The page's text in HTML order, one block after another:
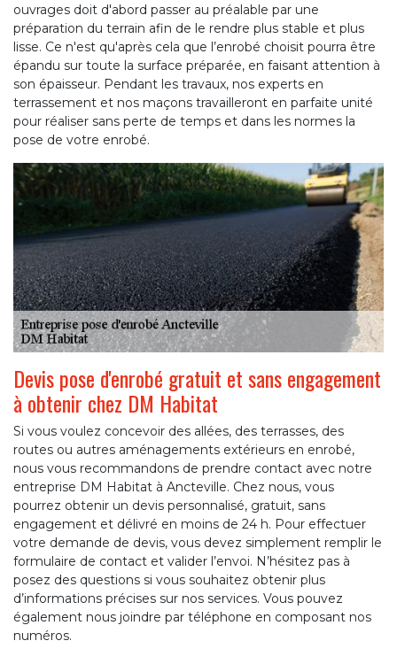
ouvrages doit d'abord passer au préalable par une
préparation du terrain afin de le rendre plus stable et plus
lisse. Ce n'est qu'après cela que l’enrobé choisit pourra être
épandu sur toute la surface préparée, en faisant attention à
son épaisseur. Pendant les travaux, nos experts en
terrassement et nos maçons travailleront en parfaite unité
pour réaliser sans perte de temps et dans les normes la
pose de votre enrobé.
Devis pose d'enrobé gratuit et sans engagement
à obtenir chez DM Habitat
Si vous voulez concevoir des allées, des terrasses, des
routes ou autres aménagements extérieurs en enrobé,
nous vous recommandons de prendre contact avec notre
entreprise DM Habitat à Ancteville. Chez nous, vous
pourrez obtenir un devis personnalisé, gratuit, sans
engagement et délivré en moins de 24 h. Pour effectuer
votre demande de devis, vous devez simplement remplir le
formulaire de contact et valider l’envoi. N’hésitez pas à
posez des questions si vous souhaitez obtenir plus
d’informations précises sur nos services. Vous pouvez
également nous joindre par téléphone en composant nos
numéros.